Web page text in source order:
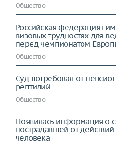
Общество
Российская федерация
визовых трудностях для
перед чемпионатом
Общество
Суд потребовал от
рептилий
Общество
Появилась информация о
пострадавшей от
человека